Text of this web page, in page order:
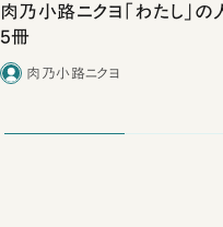
肉乃小路ニクヨ「わたし」
5冊
肉乃小路ニクヨ